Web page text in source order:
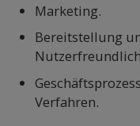
Marketing.
Bereitstellung
Verfahren.